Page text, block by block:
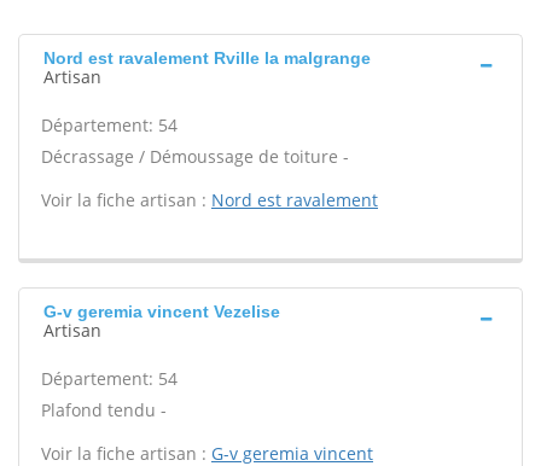
Nord est ravalement Rville la malgrange
Artisan
Département: 54
Décrassage / Démoussage de toiture -
Voir la fiche artisan : Nord est ravalement
G-v geremia vincent Vezelise
Artisan
Département: 54
Plafond tendu -
Voir la fiche artisan : G-v geremia vincent